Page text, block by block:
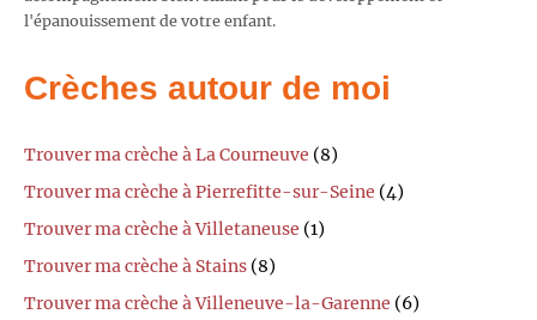
l'épanouissement de votre enfant.
Crèches autour de moi
Trouver ma crèche à La Courneuve (8)
Trouver ma crèche à Pierrefitte-sur-Seine (4)
Trouver ma crèche à Villetaneuse (1)
Trouver ma crèche à Stains (8)
Trouver ma crèche à Villeneuve-la-Garenne (6)